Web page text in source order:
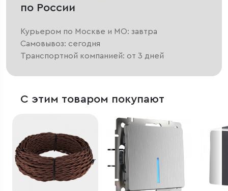
по России
Курьером по Москве и МО: завтра
Самовывоз: сегодня
Транспортной компанией: от 3 дней
С этим товаром покупают